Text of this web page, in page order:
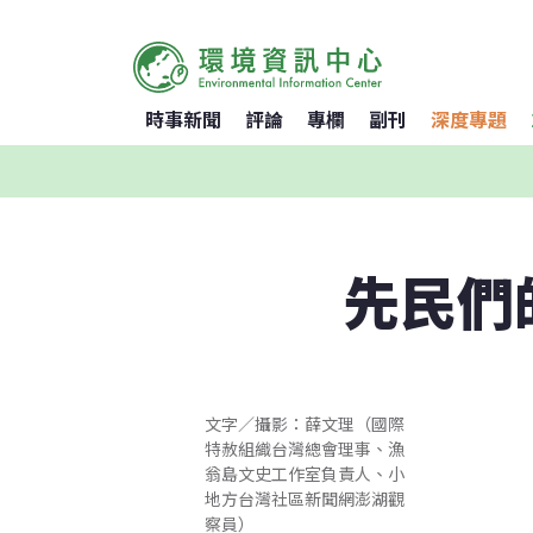
時事新聞 評論 專欄 副刊 深度專題
先民
文字／攝影：薛文理（國際
特赦組織台灣總會理事、漁
翁島文史工作室負責人、小
地方台灣社區新聞網澎湖觀
察員）